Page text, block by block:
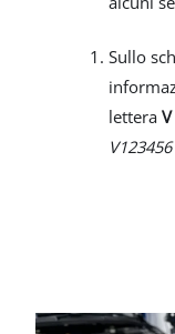
Sullo
letteraV
V123456